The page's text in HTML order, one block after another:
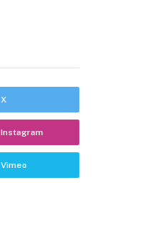
X
Instagram
Vimeo